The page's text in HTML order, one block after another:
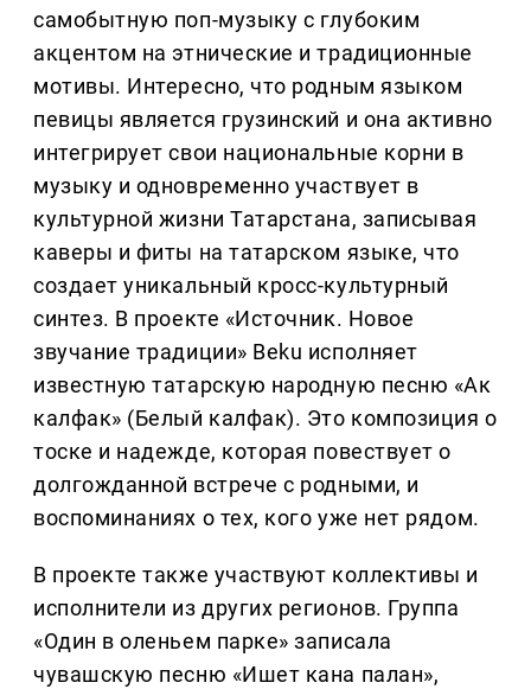
самобытную поп-музыку с глубоким
акцентом на этнические и традиционные
мотивы. Интересно, что родным языком
певицы является грузинский и она активно
интегрирует свои национальные корни в
музыку и одновременно участвует в
культурной жизни Татарстана, записывая
каверы и фиты на татарском языке, что
создает уникальный кросс-культурный
синтез. В проекте «Источник. Новое
звучание традиции» Beku исполняет
известную татарскую народную песню «Ак
калфак» (Белый калфак). Это композиция о
тоске и надежде, которая повествует о
долгожданной встрече с родными, и
воспоминаниях о тех, кого уже нет рядом.
В проекте также участвуют коллективы и
исполнители из других регионов. Группа
«Один в оленьем парке» записала
чувашскую песню «Ишет кана палан»,